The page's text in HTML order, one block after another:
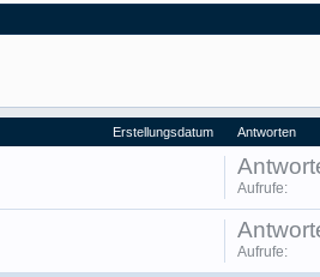
Erstellungsdatum Antworten
Aufrufe:
Aufrufe: